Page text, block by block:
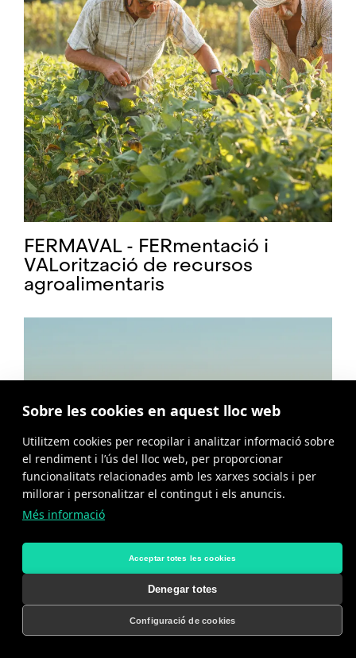
FERMAVAL - FERmentació i
VALorització de recursos
agroalimentaris
Sobre les cookies en aquest lloc web
Utilitzem cookies per recopilar i analitzar informació sobre
el rendiment i l’ús del lloc web, per proporcionar
funcionalitats relacionades amb les xarxes socials i per
millorar i personalitzar el contingut i els anuncis.
Més informació
Acceptar totes les cookies
Denegar totes
Configuració de cookies